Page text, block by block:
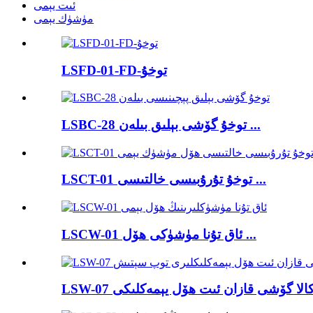
ئىت يېمى
مۈشۈك يېمى
LSFD-01-FD-توخۇ
LSBC-28 توخۇ گۆشى بېلىق بىلەن ...
LSCT-01 توخۇ تۇرۇبىسى خالتىسى ...
LSCW-01 ئاق تۇنا مۈشۈكى ھۆل ...